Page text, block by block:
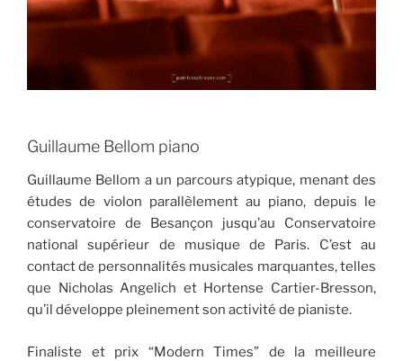
Guillaume Bellom piano
Guillaume Bellom a un parcours atypique, menant des
études de violon parallèlement au piano, depuis le
conservatoire de Besançon jusqu’au Conservatoire
national supérieur de musique de Paris. C’est au
contact de personnalités musicales marquantes, telles
que Nicholas Angelich et Hortense Cartier-Bresson,
qu’il développe pleinement son activité de pianiste.
Finaliste et prix “Modern Times” de la meilleure